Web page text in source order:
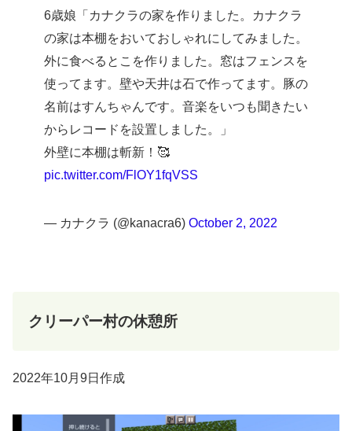
6歳娘「カナクラの家を作りました。カナクラ
の家は本棚をおいておしゃれにしてみました。
外に食べるとこを作りました。窓はフェンスを
使ってます。壁や天井は石で作ってます。豚の
名前はすんちゃんです。音楽をいつも聞きたい
からレコードを設置しました。」
外壁に本棚は斬新！🥰
pic.twitter.com/FlOY1fqVSS
— カナクラ (@kanacra6) October 2, 2022
クリーパー村の休憩所
2022年10月9日作成